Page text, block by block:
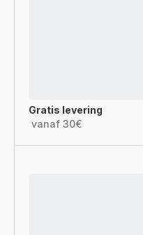
Gratis levering
vanaf 30€